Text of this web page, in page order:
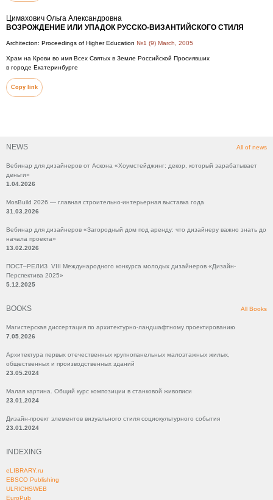
NEWS All of news
Вебинар для дизайнеров от Аскона «Хоумстейджинг: декор, который зарабатывает
деньги»
1.04.2026
MosBuild 2026 — главная строительно-интерьерная выставка года
31.03.2026
Вебинар для дизайнеров «Загородный дом под аренду: что дизайнеру важно знать до
начала проекта»
13.02.2026
ПОСТ–РЕЛИЗ VIII Международного конкурса молодых дизайнеров «Дизайн-
Перспектива 2025»
5.12.2025
BOOKS All Books
Магистерская диссертация по архитектурно-ландшафтному проектированию
7.05.2026
Архитектура первых отечественных крупнопанельных малоэтажных жилых,
общественных и производственных зданий
23.05.2024
Малая картина. Общий курс композиции в станковой живописи
23.01.2024
Дизайн-проект элементов визуального стиля социокультурного события
23.01.2024
INDEXING
eLIBRARY.ru
EBSCO Publishing
ULRICHSWEB
EuroPub
Цимахович Ольга Александровна
ВОЗРОЖДЕНИЕ ИЛИ УПАДОК РУССКО-ВИЗАНТИЙСКОГО СТИЛЯ
Architecton: Proceedings of Higher Education №1 (9) March, 2005
Храм на Крови во имя Всех Святых в Земле Российской Просиявших
в городе Екатеринбурге
Copy link